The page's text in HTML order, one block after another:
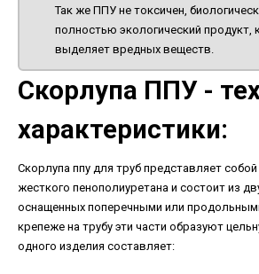
Так же ППУ не токсичен,
полностью экологический продукт,
выделяет вредных веществ.
Скорлупа ППУ -
характеристики:
Скорлупа ппу для труб представляет
жесткого пенополиуретана и состоит из
оснащенных поперечными или
крепеже на трубу эти части образуют
одного изделия составляет: